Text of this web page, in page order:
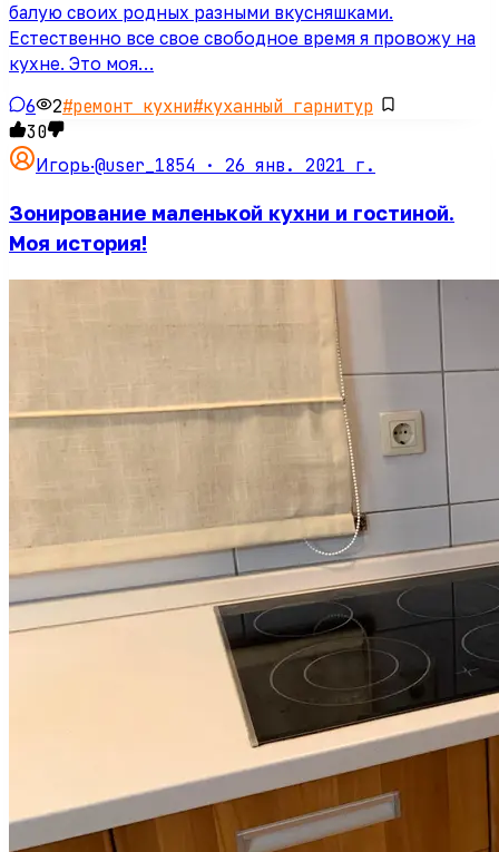
балую своих родных разными вкусняшками.
Естественно все свое свободное время я провожу на
кухне. Это моя…
6 2#ремонт кухни#куханный гарнитур
30
Игорь·@user_1854 · 26 янв. 2021 г.
Зонирование маленькой кухни и гостиной.
Моя история!